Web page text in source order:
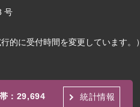
号
的に受付時間を変更しています。）
： 29,694 統計情報